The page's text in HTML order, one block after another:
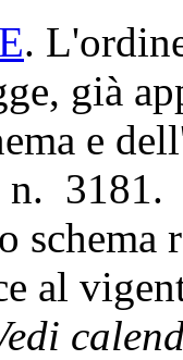
.
già
e
n. 3181.
al